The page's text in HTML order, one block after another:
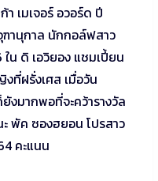
เมเจอร์ อวอร์ด ปี
ฑานุกาล นักกอล์ฟสาว
น ดิ เอวิยอง แชมเปี้ยน
ที่ฝรั่งเศส เมื่อวัน
งมากพอที่จะคว้ารางวัล
พัค ซองฮยอน โปรสาว
คะแนน